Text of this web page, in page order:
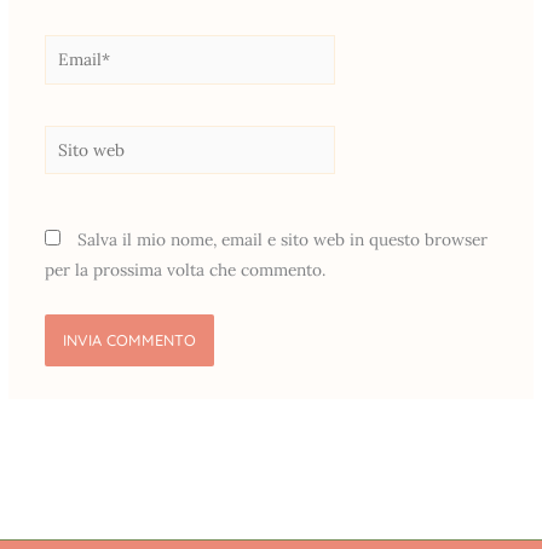
Email*
web
Salva il mio nome, email e sito web in questo browser
per la prossima volta che commento.